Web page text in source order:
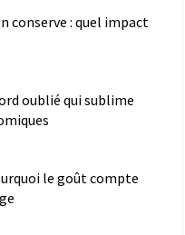
conserve : quel impact
oublié qui sublime
le goût compte